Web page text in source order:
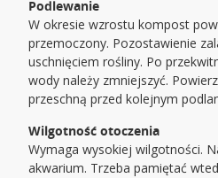
Podlewanie
W okresie wzrostu kompost
przemoczony. Pozostawienie
uschnięciem rośliny. Po
wody należy zmniejszyć.
przeschną przed kolejnym
Wilgotność otoczenia
Wymaga wysokiej wilgotności.
akwarium. Trzeba pamiętać